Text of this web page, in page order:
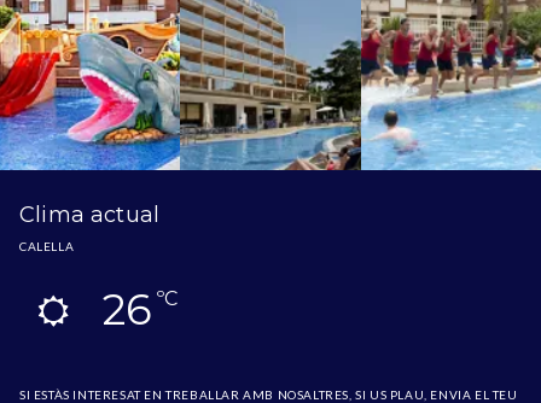
Clima actual
CALELLA
26ºC
SI ESTÀS INTERESAT EN TREBALLAR AMB NOSALTRES, SI US PLAU, ENVIA EL TEU